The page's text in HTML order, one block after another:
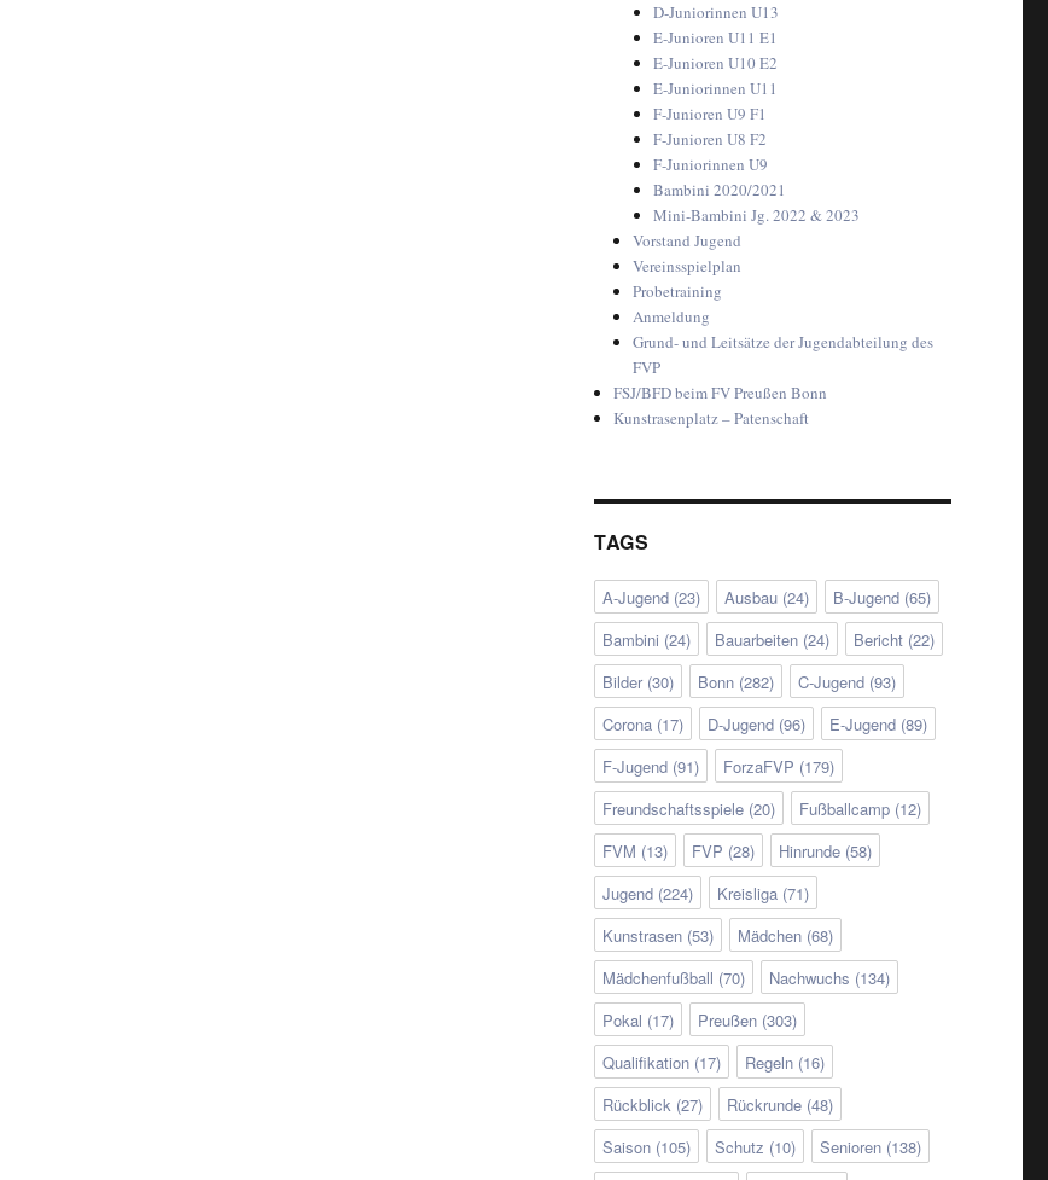
D-Juniorinnen U13
E-Junioren U11 E1
E-Junioren U10 E2
E-Juniorinnen U11
F-Junioren U9 F1
F-Junioren U8 F2
F-Juniorinnen U9
Bambini 2020/2021
Mini-Bambini Jg. 2022 & 2023
Vorstand Jugend
Vereinsspielplan
Probetraining
Anmeldung
Grund- und Leitsätze der Jugendabteilung des
FVP
FSJ/BFD beim FV Preußen Bonn
Kunstrasenplatz – Patenschaft
TAGS
A-Jugend(23) Ausbau(24) B-Jugend(65)
Bambini (24) Bauarbeiten(24) Bericht(22)
Bilder(30) Bonn(282) C-Jugend(93)
Corona(17) D-Jugend(96) E-Jugend(89)
F-Jugend(91) ForzaFVP (179)
Freundschaftsspiele(20) Fußballcamp(12)
FVM (13) FVP (28) Hinrunde(58)
Jugend(224) Kreisliga(71)
Kunstrasen(53) Mädchen(68)
Mädchenfußball (70) Nachwuchs (134)
Pokal (17) Preußen(303)
Qualifikation(17) Regeln(16)
Rückblick(27) Rückrunde(48)
Saison(105) Schutz (10) Senioren(138)